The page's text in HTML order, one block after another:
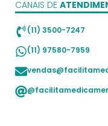
CANAIS DE
(11) 3500-7247
(11) 97580-7959